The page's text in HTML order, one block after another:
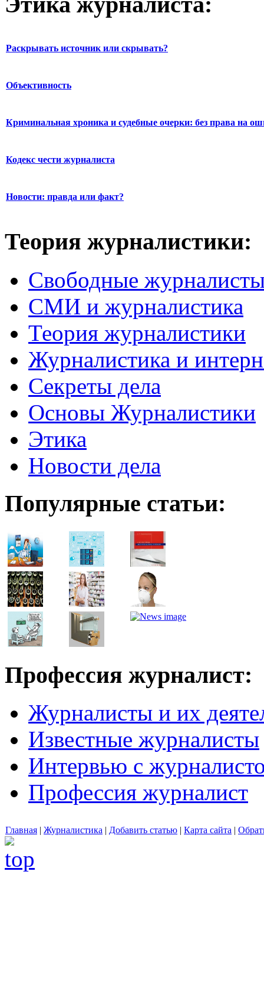
Раскрывать источник или скрывать?
Объективность
Криминальная хроника и судебные очерки: без права на
Кодекс чести журналиста
Новости: правда или факт?
Теория журналистики:
Свободные
СМИ и журналистика
Теория журналистики
Журналистика и
Секреты дела
Основы Журналистики
Этика
Новости дела
Популярные статьи:
Профессия журналист:
Журналисты и их
Известные журналисты
Интервью с
Профессия журналист
Главная | Журналистика | Добавить статью | Карта сайта |